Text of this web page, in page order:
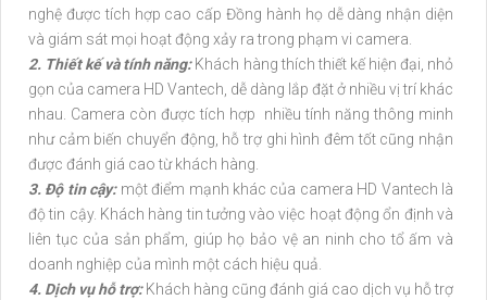
nghệ được tích hợp cao cấp Đồng hành họ dễ dàng nhận diện
và giám sát mọi hoạt động xảy ra trong phạm vi camera.
2. Thiết kế và tính năng:Khách hàng thích thiết kế hiện đại, nhỏ
gọn của camera HD Vantech, dễ dàng lắp đặt ở nhiều vị trí khác
nhau. Camera còn được tích hợp nhiều tính năng thông minh
như cảm biến chuyển động, hỗ trợ ghi hình đêm tốt cũng nhận
được đánh giá cao từ khách hàng.
3. Độ tin cậy: một điểm mạnh khác của camera HD Vantech là
độ tin cậy. Khách hàng tin tưởng vào việc hoạt động ổn định và
liên tục của sản phẩm, giúp họ bảo vệ an ninh cho tổ ấm và
doanh nghiệp của mình một cách hiệu quả.
4. Dịch vụ hỗ trợ:Khách hàng cũng đánh giá cao dịch vụ hỗ trợ